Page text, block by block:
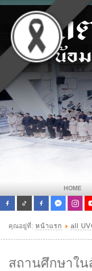
HOME
คุณอยู่ที่: หน้าแรก all
สถานศึกษาใน